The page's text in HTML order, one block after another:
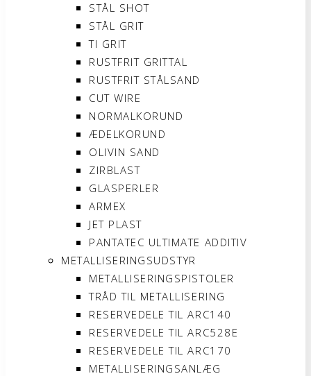
STÅL SHOT
STÅL GRIT
TI GRIT
RUSTFRIT GRITTAL
RUSTFRIT STÅLSAND
CUT WIRE
NORMALKORUND
ÆDELKORUND
OLIVIN SAND
ZIRBLAST
GLASPERLER
ARMEX
JET PLAST
PANTATEC ULTIMATE ADDITIV
METALLISERINGSUDSTYR
METALLISERINGSPISTOLER
TRÅD TIL METALLISERING
RESERVEDELE TIL ARC140
RESERVEDELE TIL ARC528E
RESERVEDELE TIL ARC170
METALLISERINGSANLÆG